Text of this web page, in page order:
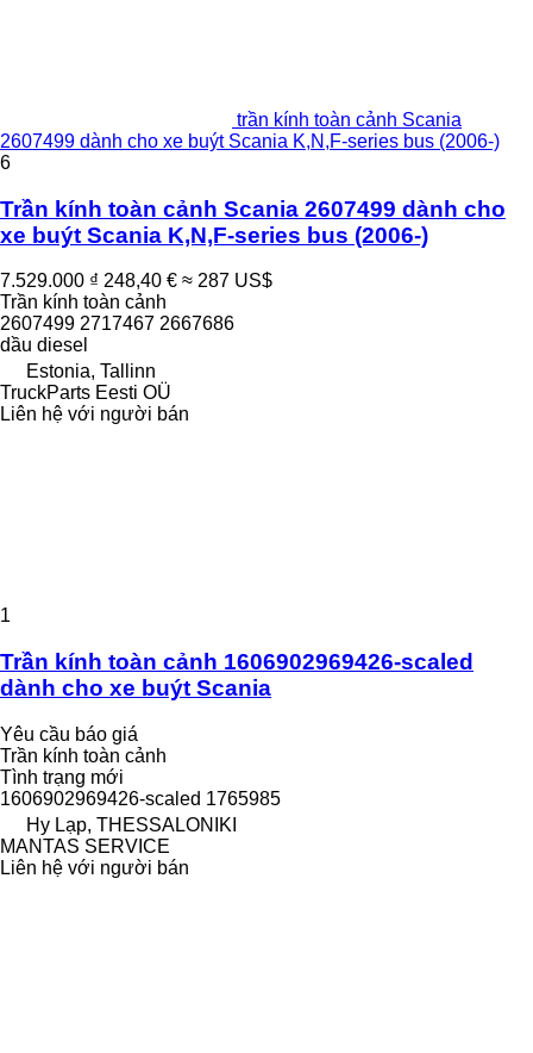
trần kính toàn cảnh Scania
2607499 dành cho xe buýt Scania K,N,F-series bus (2006-)
6
Trần kính toàn cảnh Scania 2607499 dành cho
xe buýt Scania K,N,F-series bus (2006-)
7.529.000 ₫ 248,40 € ≈ 287 US$
Trần kính toàn cảnh
2607499 2717467 2667686
dầu diesel
Estonia, Tallinn
TruckParts Eesti OÜ
Liên hệ với người bán
1
Trần kính toàn cảnh 1606902969426-scaled
dành cho xe buýt Scania
Yêu cầu báo giá
Trần kính toàn cảnh
Tình trạng mới
1606902969426-scaled 1765985
Hy Lạp, THESSALONIKI
MANTAS SERVICE
Liên hệ với người bán